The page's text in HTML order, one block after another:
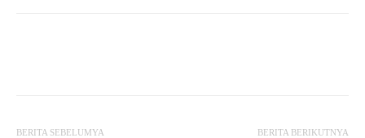
BERITA SEBELUMYA BERITA BERIKUTNYA